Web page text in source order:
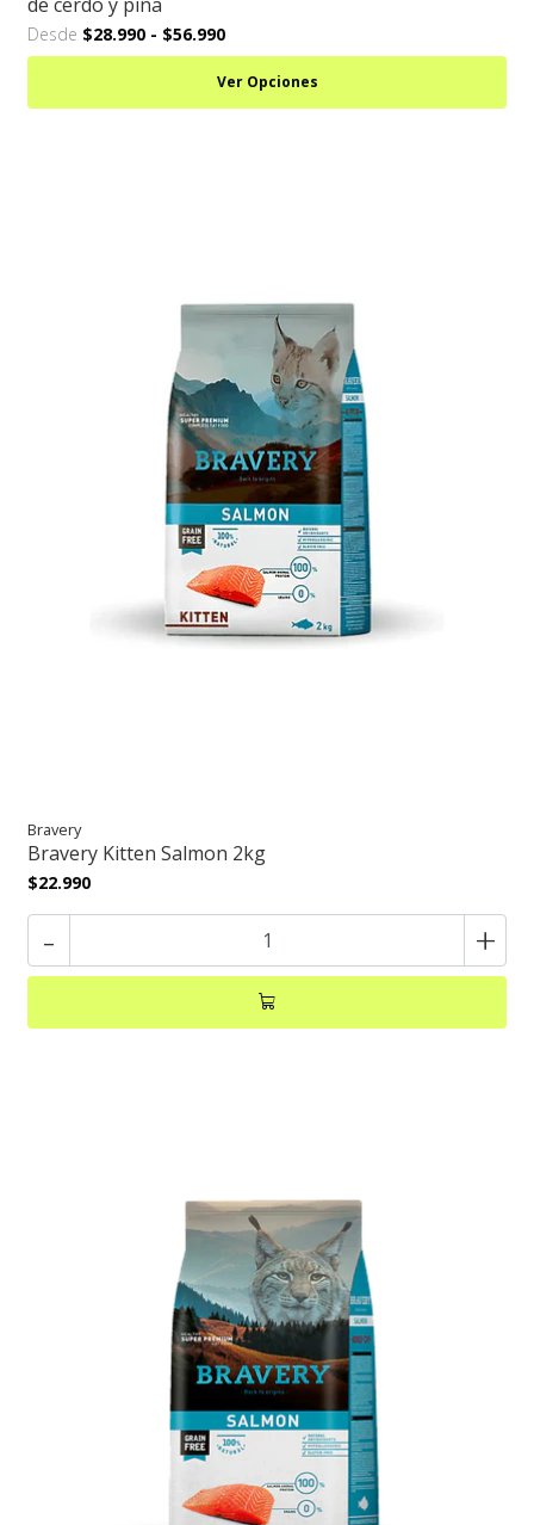
Desde $28.990 - $56.990
Ver Opciones
Bravery
Bravery Kitten Salmon 2kg
$22.990
- +